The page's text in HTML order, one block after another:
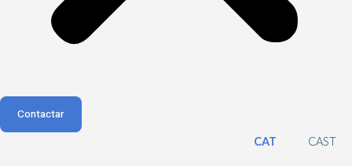
Contactar
CAT CAST